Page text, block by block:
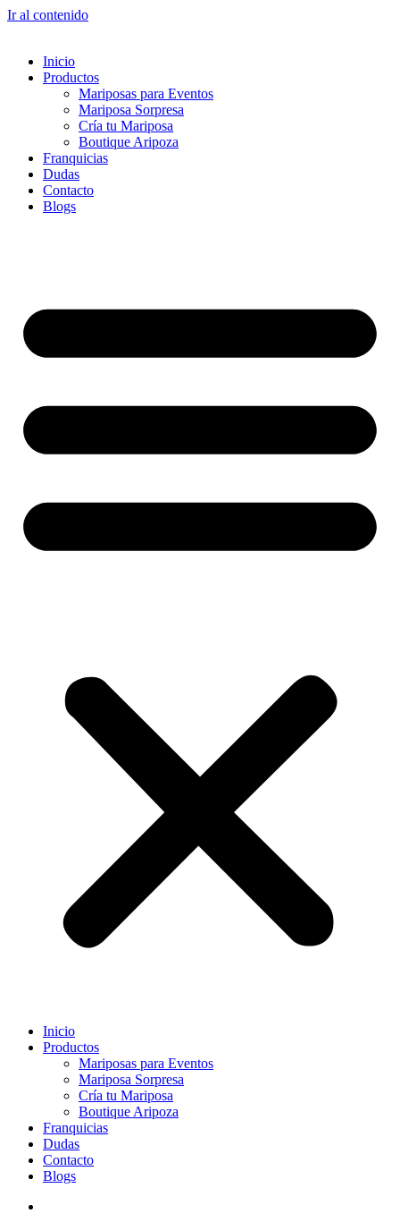
Ir al contenido
Inicio
Productos
Mariposas para Eventos
Mariposa Sorpresa
Cría tu Mariposa
Boutique Aripoza
Franquicias
Dudas
Contacto
Blogs
Inicio
Productos
Mariposas para Eventos
Mariposa Sorpresa
Cría tu Mariposa
Boutique Aripoza
Franquicias
Dudas
Contacto
Blogs